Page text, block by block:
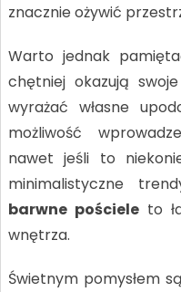
znacznie ożywić
Warto jednak
chętniej okazują
wyrażać własne
możliwość
nawet jeśli to
minimalistyczne
barwne pościeleto
wnętrza.
Świetnym pomysłem